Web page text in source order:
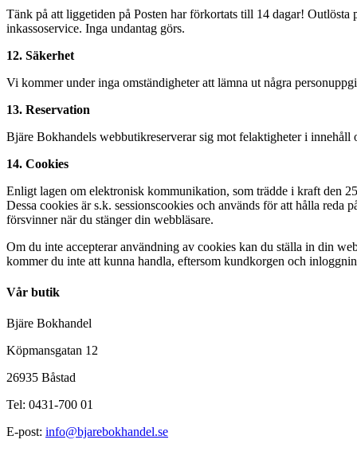
Tänk på att liggetiden på Posten har förkortats till 14 dagar!
inkassoservice. Inga undantag görs.
12. Säkerhet
Vi kommer under inga omständigheter att lämna ut några
13. Reservation
Bjäre Bokhandels webbutikreserverar sig mot felaktigheter i innehåll
14. Cookies
Enligt lagen om elektronisk kommunikation, som trädde i kraft den
Dessa cookies är s.k. sessionscookies och används för att hålla
försvinner när du stänger din webbläsare.
Om du inte accepterar användning av cookies kan du ställa in din
kommer du inte att kunna handla, eftersom kundkorgen och
Vår butik
Bjäre Bokhandel
Köpmansgatan 12
26935 Båstad
Tel: 0431-700 01
E-post: info@bjarebokhandel.se